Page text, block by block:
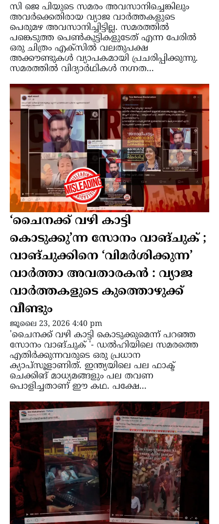
സി ജെ പിയുടെ സമരം അവസാനിച്ചെങ്കിലും
അവർക്കെതിരായ വ്യാജ വാർത്തകളുടെ
പെരുമഴ അവസാനിച്ചിട്ടില്ല. സമരത്തിൽ
പങ്കെടുത്ത പെൺകുട്ടികളുടേത് എന്ന പേരിൽ
ഒരു ചിത്രം എക്സില്‍ വലതുപക്ഷ
അക്കൗണ്ടുകള്‍ വ്യാപകമായി പ്രചരിപ്പിക്കുന്നു.
സമരത്തില്‍ വിദ്യാര്‍ഥികള്‍ നഗ്നത...
‘ചൈനക്ക് വഴി കാട്ടി
കൊടുക്കു’ന്ന സോനം വാങ്ചുക് ;
വാങ്ചുക്കിനെ ‘വിമർശിക്കുന്ന’
വാർത്താ അവതാരകൻ : വ്യാജ
വാർത്തകളുടെ കുത്തൊഴുക്ക്
വീണ്ടും
ജൂലൈ 23, 2026 4:40 pm
'ചൈനക്ക് വഴി കാട്ടി കൊടുക്കുമെന്ന് പറഞ്ഞ
സോനം വാങ്ചുക് '- ഡൽഹിയിലെ സമരത്തെ
എതിർക്കുന്നവരുടെ ഒരു പ്രധാന
ക്യാപ്‌സൂളാണിത്. ഇന്ത്യയിലെ പല ഫാക്ട്
ചെക്കിങ് മാധ്യമങ്ങളും പല തവണ
പൊളിച്ചതാണ് ഈ കഥ. പക്ഷേ...